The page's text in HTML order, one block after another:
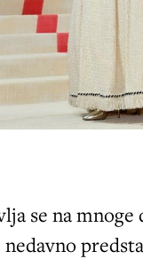
se na
nedavno